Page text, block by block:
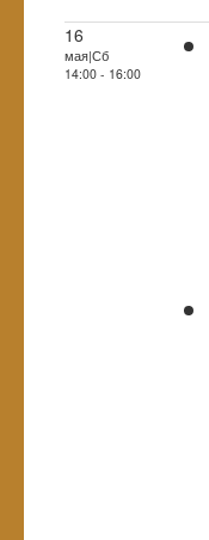
16
мая|Сб
14:00 - 16:00